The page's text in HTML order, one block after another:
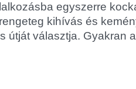
egyszerre
kihívás és
útját választja. Gyakran